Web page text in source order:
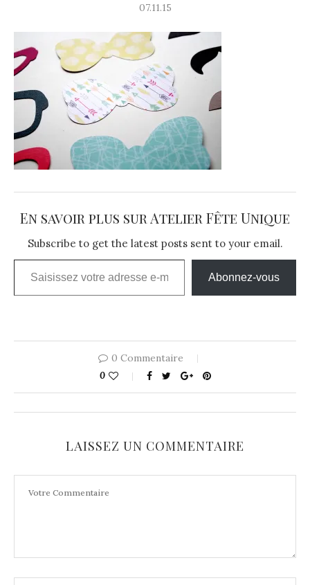
07.11.15
En savoir plus sur Atelier Fête Unique
Subscribe to get the latest posts sent to your email.
Saisissez votre adresse e-mail…
Abonnez-vous
0 Commentaire
0
LAISSEZ UN COMMENTAIRE